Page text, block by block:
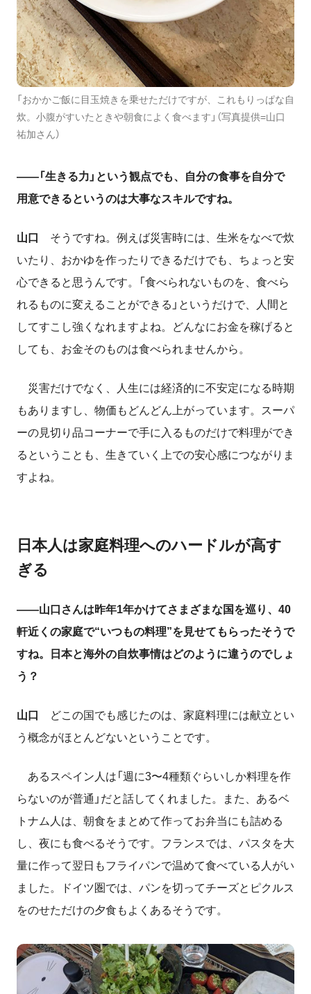
「おかかご飯に目玉焼きを乗せただけですが、これもりっぱな自
炊。小腹がすいたときや朝食によく食べます」（写真提供=山口
祐加さん）
――「生きる力」という観点でも、自分の食事を自分で
用意できるというのは大事なスキルですね。
山口
そうですね。例えば災害時には、生米をなべで炊
いたり、おかゆを作ったりできるだけでも、ちょっと安
心できると思うんです。「食べられないものを、食べら
れるものに変えることができる」というだけで、人間と
してすこし強くなれますよね。どんなにお金を稼げると
しても、お金そのものは食べられませんから。
災害だけでなく、人生には経済的に不安定になる時期
もありますし、物価もどんどん上がっています。スーパ
ーの見切り品コーナーで手に入るものだけで料理ができ
るということも、生きていく上での安心感につながりま
すよね。
日本人は家庭料理へのハードルが高す
ぎる
――山口さんは昨年1年かけてさまざまな国を巡り、40
軒近くの家庭で“いつもの料理”を見せてもらったそうで
すね。日本と海外の自炊事情はどのように違うのでしょ
う？
山口
どこの国でも感じたのは、家庭料理には献立とい
う概念がほとんどないということです。
あるスペイン人は「週に3〜4種類ぐらいしか料理を作
らないのが普通」だと話してくれました。また、あるベ
トナム人は、朝食をまとめて作ってお弁当にも詰める
し、夜にも食べるそうです。フランスでは、パスタを大
量に作って翌日もフライパンで温めて食べている人がい
ました。ドイツ圏では、パンを切ってチーズとピクルス
をのせただけの夕食もよくあるそうです。